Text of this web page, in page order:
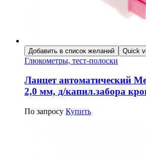
Добавить в список желаний Quick
Глюкометры, тест-полоски
Ланцет автоматический
2,0 мм, д/капил.забора
По запросу Купить